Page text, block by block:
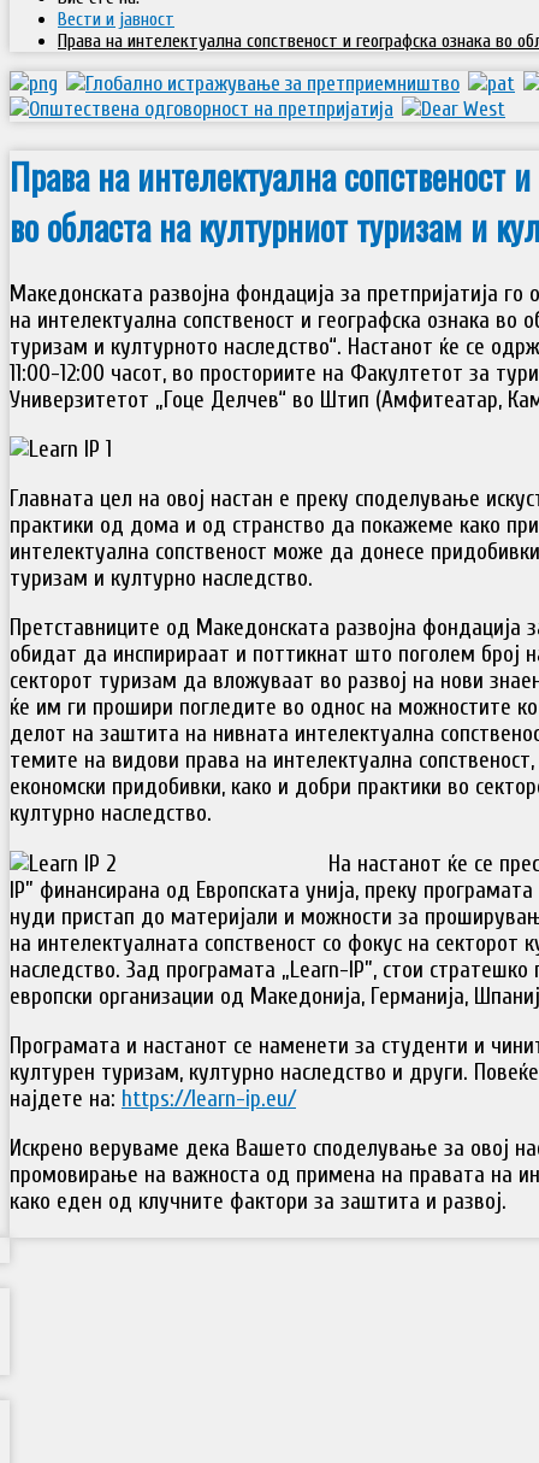
Вести и јавност
Права на интелектуална сопственост и географска ознака во
Права на интелектуална сопственост
во областа на културниот туризам и
Македонската развојна фондација за претпријатија го
на интелектуална сопственост и географска ознака во
туризам и културното наследство“. Настанот ќе се
11:00-12:00 часот, во просториите на Факултетот за
Универзитетот „Гоце Делчев“ во Штип (Амфитеатар,
Главната цел на овој настан е преку споделување
практики од дома и од странство да покажеме како
интелектуална сопственост може да донесе
туризам и културно наследство.
Претставниците од Македонската развојна фондација
обидат да инспирираат и поттикнат што поголем број
секторот туризам да вложуваат во развој на нови
ќе им ги прошири погледите во однос на можностите
делот на заштита на нивната интелектуална
темите на видови права на интелектуална
економски придобивки, како и добри практики во
културно наследство.
На настанот ќе се
IP” финансирана од Европската унија, преку
нуди пристап до материјали и можности за
на интелектуалната сопственост со фокус на секторот
наследство. Зад програмата „Learn-IP”, стои
европски организации од Македонија, Германија,
Програмата и настанот се наменети за студенти и
културен туризам, културно наследство и други.
најдете на: https://learn-ip.eu/
Искрено веруваме дека Вашето споделување за овој
промовирање на важноста од примена на правата на
како еден од клучните фактори за заштита и развој.